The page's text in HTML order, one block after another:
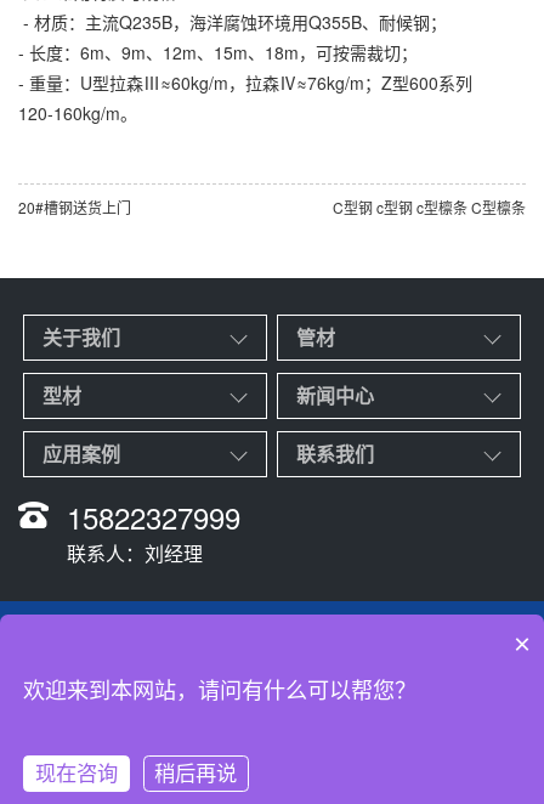
- 材质：主流Q235B，海洋腐蚀环境用Q355B、耐候钢；
- 长度：6m、9m、12m、15m、18m，可按需裁切；
- 重量：U型拉森Ⅲ≈60kg/m，拉森Ⅳ≈76kg/m；Z型600系列
120‑160kg/m。
20#槽钢送货上门 C型钢 c型钢 c型檩条 C型檩条
关于我们 管材
型材 新闻中心
应用案例 联系我们
15822327999
联系人：刘经理
主营：管材<不锈钢管、锅炉管、合金管、方矩管等>、型材<槽钢、扁钢、方
×
欢迎来到本网站，请问有什么可以帮您？
现在咨询 稍后再说